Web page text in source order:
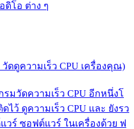
ดิโอ ต่าง ๆ
วัดดูความเร็ว CPU เครื่องคุณ)
มวัดความเร็ว CPU อีกหนึ่งโ
ว้ ดูความเร็ว CPU และ ยังรว
วร์ ซอฟต์แวร์ ในเครื่องด้วย ฟ